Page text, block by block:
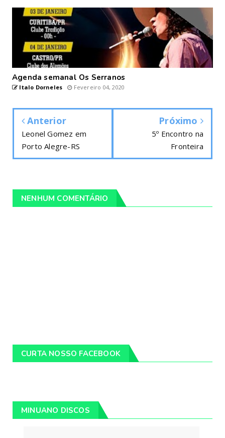
Agenda semanal Os Serranos
Italo Dorneles Fevereiro 04, 2020
Anterior
Leonel Gomez em
Porto Alegre-RS
Próximo
5º Encontro na
Fronteira
NENHUM COMENTÁRIO
CURTA NOSSO FACEBOOK
MINUANO DISCOS